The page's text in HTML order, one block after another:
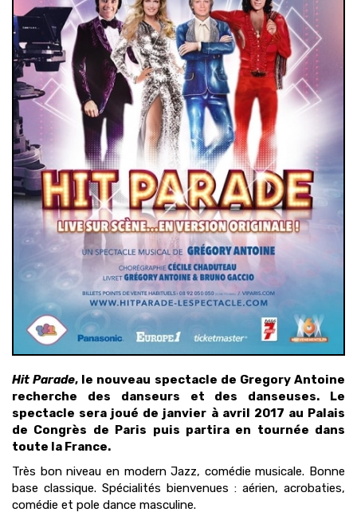
Hit Parade, le nouveau spectacle de Gregory Antoine
recherche des danseurs et des danseuses. Le
spectacle sera joué de janvier à avril 2017 au Palais
de Congrès de Paris puis partira en tournée dans
toute la France.
Très bon niveau en modern Jazz, comédie musicale. Bonne
base classique. Spécialités bienvenues : aérien, acrobaties,
comédie et pole dance masculine.